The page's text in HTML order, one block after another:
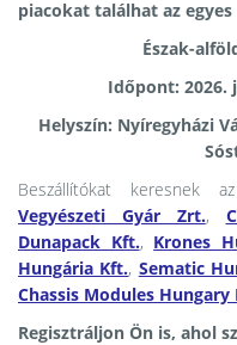
piacokat találhat az
Észak-
Időpont: 2026.
Helyszín: Nyíregyházi
Beszállítókat keresnek
Vegyészeti Gyár Zrt.,
Dunapack Kft., Krones
Hungária Kft., Sematic
Chassis Modules Hungary
Regisztráljon Ön is, ahol